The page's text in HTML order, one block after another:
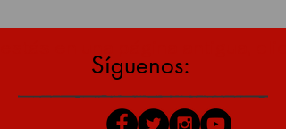
Síguenos: